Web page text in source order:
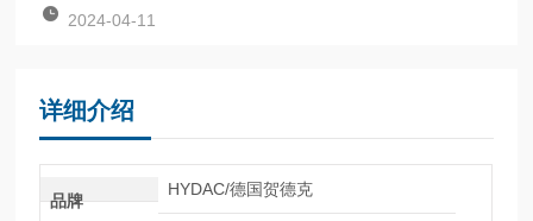
2024-04-11
详细介绍
品牌
HYDAC/德国贺德克